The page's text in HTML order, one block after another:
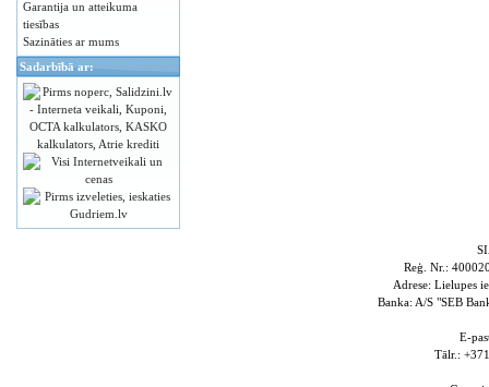
Garantija un atteikuma
tiesības
Sazināties ar mums
Sadarbībā ar:
Reģ. Nr.:
Adrese: Lielupes
Banka: A/S "SEB
E-
Tālr.: